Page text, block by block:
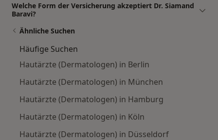
Welche Form der Versicherung akzeptiert Dr. Siamand
Baravi?
Ähnliche Suchen
Häufige Suchen
Hautärzte (Dermatologen) in Berlin
Hautärzte (Dermatologen) in München
Hautärzte (Dermatologen) in Hamburg
Hautärzte (Dermatologen) in Köln
Hautärzte (Dermatologen) in Düsseldorf